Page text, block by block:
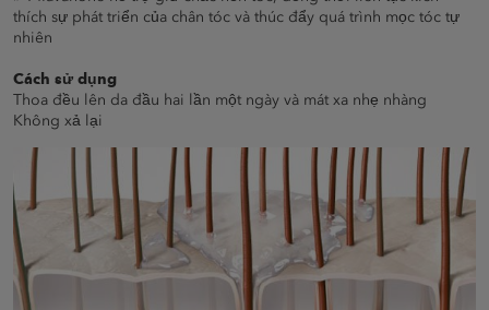
thích sự phát triển của chân tóc và thúc đẩy quá trình mọc tóc tự
nhiên
Cách sử dụng
Thoa đều lên da đầu hai lần một ngày và mát xa nhẹ nhàng
Không xả lại